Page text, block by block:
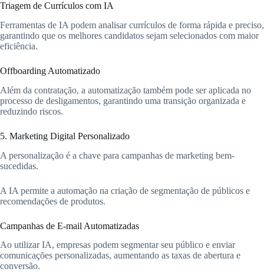
Triagem de Currículos com IA
Ferramentas de IA podem analisar currículos de forma rápida e preciso,
garantindo que os melhores candidatos sejam selecionados com maior
eficiência.
Offboarding Automatizado
Além da contratação, a automatização também pode ser aplicada no
processo de desligamentos, garantindo uma transição organizada e
reduzindo riscos.
5. Marketing Digital Personalizado
A personalização é a chave para campanhas de marketing bem-
sucedidas.
A IA permite a automação na criação de segmentação de públicos e
recomendações de produtos.
Campanhas de E-mail Automatizadas
Ao utilizar IA, empresas podem segmentar seu público e enviar
comunicações personalizadas, aumentando as taxas de abertura e
conversão.